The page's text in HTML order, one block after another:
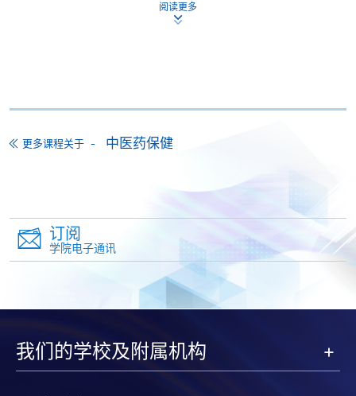
亲临学院各报名中心递交划线支票、报名表格及有关
3. VISA / Mastercard
Mastercard（包括「香港大学专业进修学院
Mastercard卡」）缴付学费。香港大学专业进修学院
Mastercard卡持有人，如报读课程满港币2,000元，可
享有十个月免息分期付款优惠，惟课程申请人必须为
信用卡持有人。详情请向学院报名中心职员查询。
别学历颁授课程提供网上报名/注册服务，申请人可在
网上使用「缴费灵」（不适用於手机）、VISA或
阅读更多
更多课程关于 中医药保健
订阅
学院电子通讯
我们的学校及附属机构